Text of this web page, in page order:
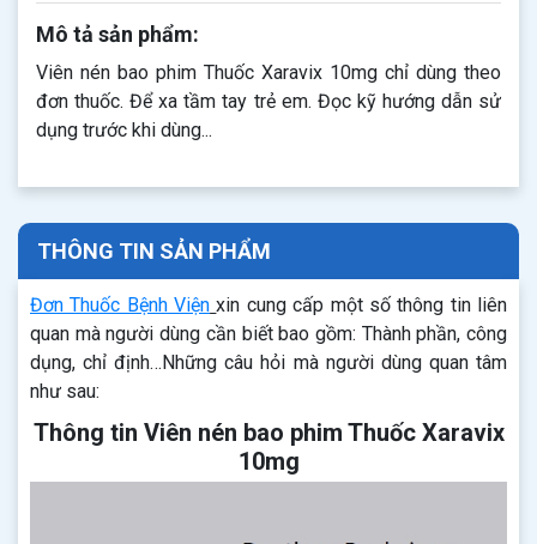
Mô tả sản phẩm:
Viên nén bao phim Thuốc Xaravix 10mg chỉ dùng theo
đơn thuốc. Để xa tầm tay trẻ em. Đọc kỹ hướng dẫn sử
dụng trước khi dùng...
THÔNG TIN SẢN PHẨM
Đơn Thuốc Bệnh Viện xin cung cấp một số thông tin liên
quan mà người dùng cần biết bao gồm: Thành phần, công
dụng, chỉ định…Những câu hỏi mà người dùng quan tâm
như sau:
Thông tin Viên nén bao phim Thuốc Xaravix
10mg